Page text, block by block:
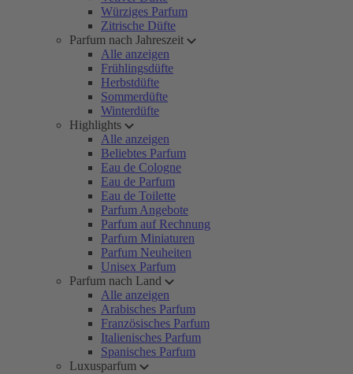
Würziges Parfum
Zitrische Düfte
Parfum nach Jahreszeit
Alle anzeigen
Frühlingsdüfte
Herbstdüfte
Sommerdüfte
Winterdüfte
Highlights
Alle anzeigen
Beliebtes Parfum
Eau de Cologne
Eau de Parfum
Eau de Toilette
Parfum Angebote
Parfum auf Rechnung
Parfum Miniaturen
Parfum Neuheiten
Unisex Parfum
Parfum nach Land
Alle anzeigen
Arabisches Parfum
Französisches Parfum
Italienisches Parfum
Spanisches Parfum
Luxusparfum